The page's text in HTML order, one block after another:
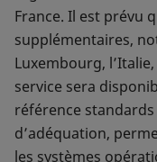
France. Il est prévu
supplémentaires,
Luxembourg,
service sera
référence
d’adéquation,
les systèmes